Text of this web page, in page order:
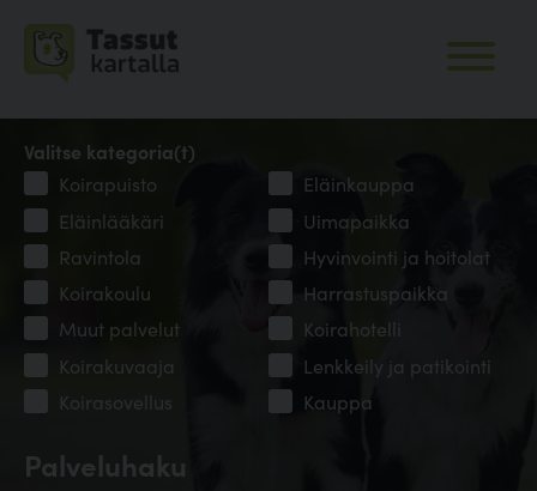
Palveluhaku
Valitse kategoria(t)
Koirapuisto
Eläinkauppa
Eläinlääkäri
Uimapaikka
Ravintola
Hyvinvointi ja hoitolat
Koirakoulu
Harrastuspaikka
Muut palvelut
Koirahotelli
Koirakuvaaja
Lenkkeily ja patikointi
Koirasovellus
Kauppa